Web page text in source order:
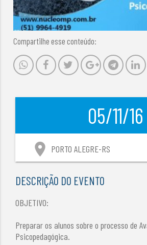
Compartilhe esse conteúdo:
05/11/16
location_on PORTO ALEGRE-RS
DESCRIÇÃO DO EVENTO
OBJETIVO:
Preparar os alunos sobre o processo de
Psicopedagógica.